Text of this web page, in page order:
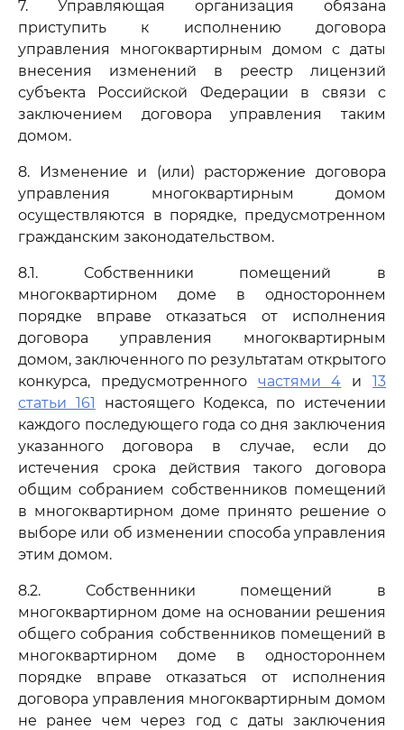
7. Управляющая организация обязана
приступить к исполнению договора
управления многоквартирным домом с даты
внесения изменений в реестр лицензий
субъекта Российской Федерации в связи с
заключением договора управления таким
домом.
8. Изменение и (или) расторжение договора
управления многоквартирным домом
осуществляются в порядке, предусмотренном
гражданским законодательством.
8.1. Собственники помещений в
многоквартирном доме в одностороннем
порядке вправе отказаться от исполнения
договора управления многоквартирным
домом, заключенного по результатам открытого
конкурса, предусмотренного частями 4 и13
статьи 161 настоящего Кодекса, по истечении
каждого последующего года со дня заключения
указанного договора в случае, если до
истечения срока действия такого договора
общим собранием собственников помещений
в многоквартирном доме принято решение о
выборе или об изменении способа управления
этим домом.
8.2. Собственники помещений в
многоквартирном доме на основании решения
общего собрания собственников помещений в
многоквартирном доме в одностороннем
порядке вправе отказаться от исполнения
договора управления многоквартирным домом
не ранее чем через год с даты заключения